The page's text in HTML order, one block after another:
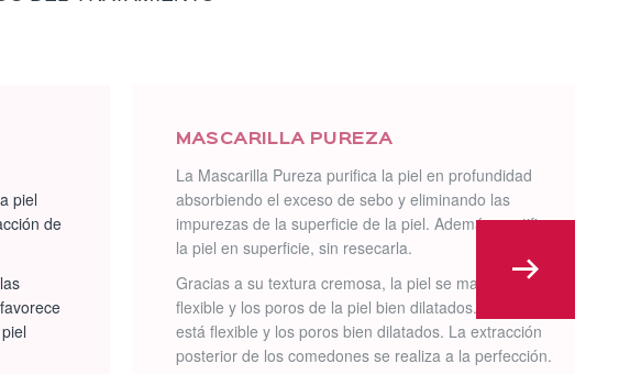
piel
de
MASCARILLA PUREZA
La Mascarilla Pureza purifica la piel en profundidad
absorbiendo el exceso de sebo y eliminando las
impurezas de la superficie de la piel. Además, matifica
la piel en superficie, sin resecarla.
Gracias a su textura cremosa, la piel se mantiene
flexible y los poros de la piel bien dilatados. La piel
está flexible y los poros bien dilatados. La extracción
posterior de los comedones se realiza a la perfección.